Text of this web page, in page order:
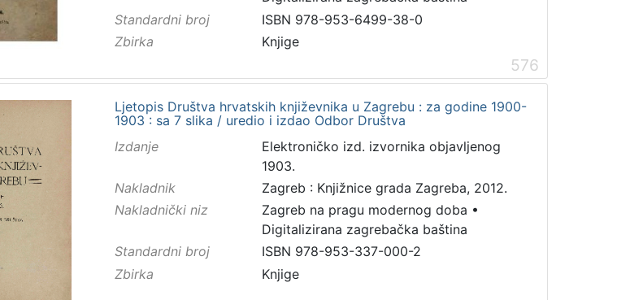
Standardni broj
ISBN 978-953-6499-38-0
Zbirka
Knjige
576
Ljetopis Društva hrvatskih književnika u Zagrebu : za godine 1900-
1903 : sa 7 slika / uredio i izdao Odbor Društva
Izdanje
Elektroničko izd. izvornika objavljenog
1903.
Nakladnik
Zagreb : Knjižnice grada Zagreba, 2012.
Nakladnički niz
Zagreb na pragu modernog doba •
Digitalizirana zagrebačka baština
Standardni broj
ISBN 978-953-337-000-2
Zbirka
Knjige